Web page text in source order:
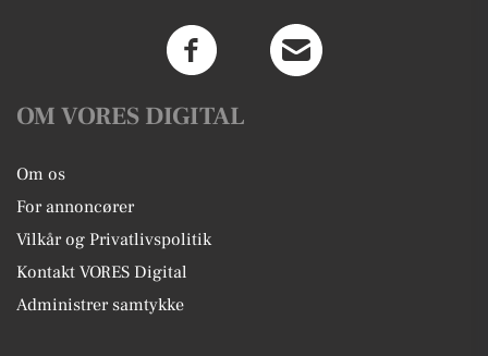
OM VORES DIGITAL
Om os
For annoncører
Vilkår og Privatlivspolitik
Kontakt VORES Digital
Administrer samtykke